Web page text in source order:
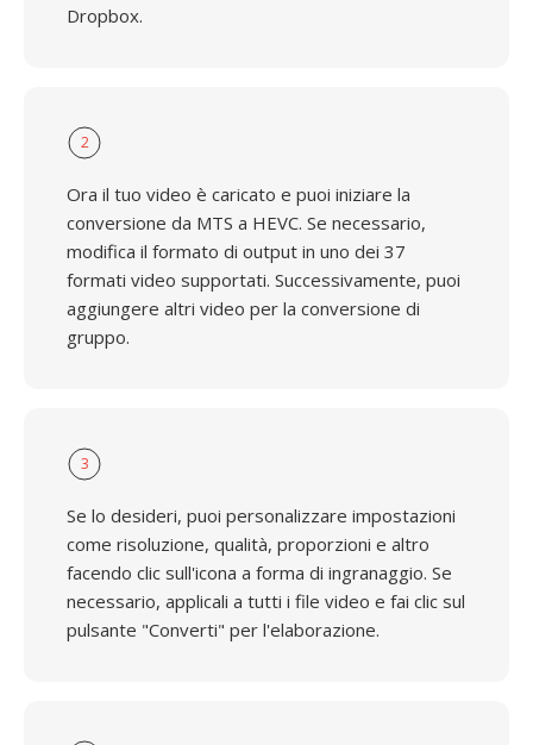
Dropbox.
2
Ora il tuo video è caricato e puoi iniziare la
conversione da MTS a HEVC. Se necessario,
modifica il formato di output in uno dei 37
formati video supportati. Successivamente, puoi
aggiungere altri video per la conversione di
gruppo.
3
Se lo desideri, puoi personalizzare impostazioni
come risoluzione, qualità, proporzioni e altro
facendo clic sull'icona a forma di ingranaggio. Se
necessario, applicali a tutti i file video e fai clic sul
pulsante "Converti" per l'elaborazione.